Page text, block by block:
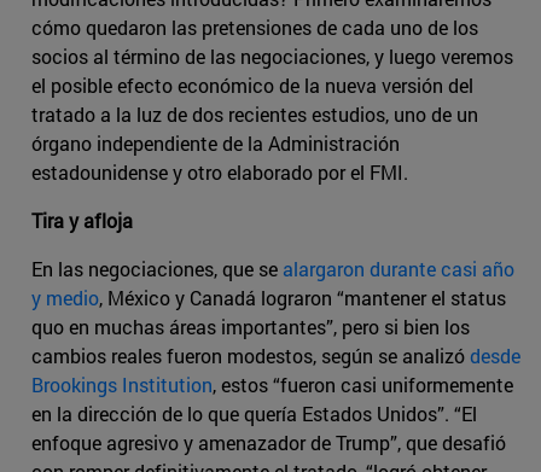
cómo quedaron las pretensiones de cada uno de los
socios al término de las negociaciones, y luego veremos
el posible efecto económico de la nueva versión del
tratado a la luz de dos recientes estudios, uno de un
órgano independiente de la Administración
estadounidense y otro elaborado por el FMI.
Tira y afloja
En las negociaciones, que se alargaron durante casi año
y medio, México y Canadá lograron “mantener el status
quo en muchas áreas importantes”, pero si bien los
cambios reales fueron modestos, según se analizódesde
Brookings Institution, estos “fueron casi uniformemente
en la dirección de lo que quería Estados Unidos”. “El
enfoque agresivo y amenazador de Trump”, que desafió